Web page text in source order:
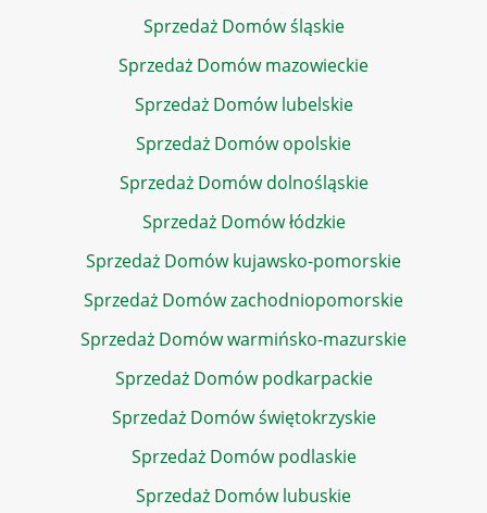
Sprzedaż Domów śląskie
Sprzedaż Domów mazowieckie
Sprzedaż Domów lubelskie
Sprzedaż Domów opolskie
Sprzedaż Domów dolnośląskie
Sprzedaż Domów łódzkie
Sprzedaż Domów kujawsko-pomorskie
Sprzedaż Domów zachodniopomorskie
Sprzedaż Domów warmińsko-mazurskie
Sprzedaż Domów podkarpackie
Sprzedaż Domów świętokrzyskie
Sprzedaż Domów podlaskie
Sprzedaż Domów lubuskie